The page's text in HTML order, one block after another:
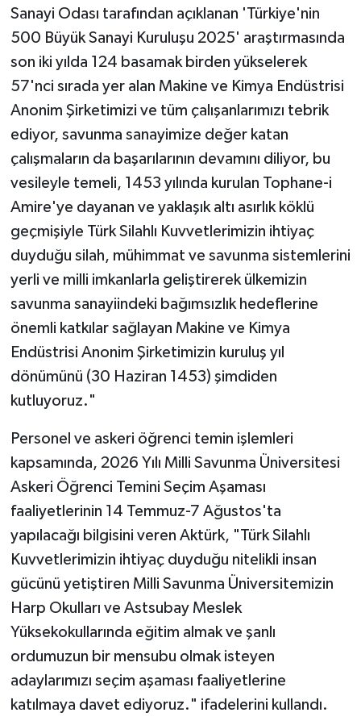
Sanayi Odası tarafından açıklanan 'Türkiye'nin
500 Büyük Sanayi Kuruluşu 2025' araştırmasında
son iki yılda 124 basamak birden yükselerek
57'nci sırada yer alan Makine ve Kimya Endüstrisi
Anonim Şirketimizi ve tüm çalışanlarımızı tebrik
ediyor, savunma sanayimize değer katan
çalışmaların da başarılarının devamını diliyor, bu
vesileyle temeli, 1453 yılında kurulan Tophane-i
Amire'ye dayanan ve yaklaşık altı asırlık köklü
geçmişiyle Türk Silahlı Kuvvetlerimizin ihtiyaç
duyduğu silah, mühimmat ve savunma sistemlerini
yerli ve milli imkanlarla geliştirerek ülkemizin
savunma sanayiindeki bağımsızlık hedeflerine
önemli katkılar sağlayan Makine ve Kimya
Endüstrisi Anonim Şirketimizin kuruluş yıl
dönümünü (30 Haziran 1453) şimdiden
kutluyoruz."
Personel ve askeri öğrenci temin işlemleri
kapsamında, 2026 Yılı Milli Savunma Üniversitesi
Askeri Öğrenci Temini Seçim Aşaması
faaliyetlerinin 14 Temmuz-7 Ağustos'ta
yapılacağı bilgisini veren Aktürk, "Türk Silahlı
Kuvvetlerimizin ihtiyaç duyduğu nitelikli insan
gücünü yetiştiren Milli Savunma Üniversitemizin
Harp Okulları ve Astsubay Meslek
Yüksekokullarında eğitim almak ve şanlı
ordumuzun bir mensubu olmak isteyen
adaylarımızı seçim aşaması faaliyetlerine
katılmaya davet ediyoruz." ifadelerini kullandı.